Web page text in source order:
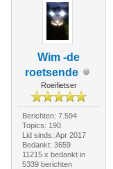
Wim -de
roetsende
Roeifietser
Berichten: 7.594
Topics: 190
Lid sinds: Apr 2017
Bedankt: 3659
11215 x bedankt in
5339 berichten